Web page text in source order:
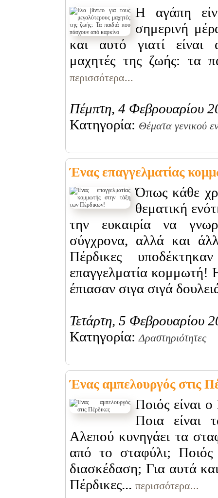
Η αγάπη
σημερινή
και αυτό γιατί είναι
μαχητές της ζωής: τα
περισσότερα...
Πέμπτη, 4 Φεβρουαρίου
Κατηγορία: Θέματα γενικού
Ένας επαγγελματίας
Όπως κάθε
θεματική
την ευκαιρία να
σύγχρονα, αλλά και
Πέρδικες
επαγγελματία κομμωτή!
έπιασαν σιγα σιγά
Τετάρτη, 5 Φεβρουαρίου
Κατηγορία:Δραστηριότητες
Ένας αμπελουργός στις
Ποιός είναι
Ποια είναι
Αλεπού κυνηγάει τα
από το σταφύλι;
διασκέδαση; Για αυτά
Πέρδικες... περισσότερα...